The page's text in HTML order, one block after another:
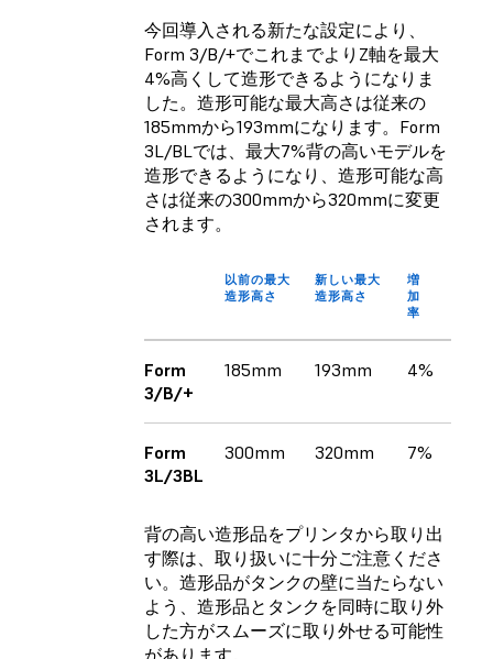
今回導入される新たな設定により、
Form 3/B/+でこれまでよりZ軸を最大
4%高くして造形できるようになりま
した。造形可能な最大高さは従来の
185mmから193mmになります。Form
3L/BLでは、最大7%背の高いモデルを
造形できるようになり、造形可能な高
さは従来の300mmから320mmに変更
されます。
以前の最大
造形高さ
新しい最大
造形高さ
増
加
率
Form
3/B/+
185mm 193mm 4%
Form
3L/3BL
300mm 320mm 7%
背の高い造形品をプリンタから取り出
す際は、取り扱いに十分ご注意くださ
い。造形品がタンクの壁に当たらない
よう、造形品とタンクを同時に取り外
した方がスムーズに取り外せる可能性
があります。